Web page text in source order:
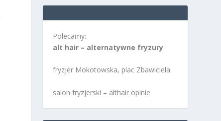
Polecamy:
alt hair – alternatywne fryzury
fryzjer Mokotowska, plac Zbawiciela
salon fryzjerski – althair opinie